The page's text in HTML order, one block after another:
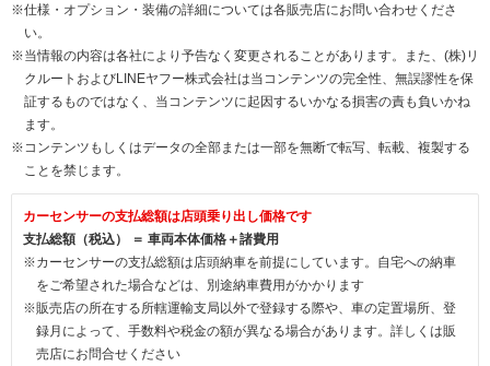
※仕様・オプション・装備の詳細については各販売店にお問い合わせくださ
い。
※当情報の内容は各社により予告なく変更されることがあります。また、(株)リ
クルートおよびLINEヤフー株式会社は当コンテンツの完全性、無誤謬性を保
証するものではなく、当コンテンツに起因するいかなる損害の責も負いかね
ます。
※コンテンツもしくはデータの全部または一部を無断で転写、転載、複製する
ことを禁じます。
カーセンサーの支払総額は店頭乗り出し価格です
支払総額（税込） ＝ 車両本体価格＋諸費用
※カーセンサーの支払総額は店頭納車を前提にしています。自宅への納車
をご希望された場合などは、別途納車費用がかかります
※販売店の所在する所轄運輸支局以外で登録する際や、車の定置場所、登
録月によって、手数料や税金の額が異なる場合があります。詳しくは販
売店にお問合せください